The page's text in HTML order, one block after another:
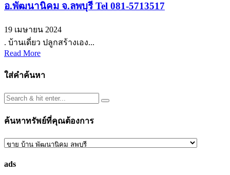
อ.พัฒนานิคม จ.ลพบุรี Tel 081-5713517
19 เมษายน 2024
. บ้านเดี่ยว ปลูกสร้างเอง...
Read More
ใส่คำค้นหา
ค้นหาทรัพย์ที่คุณต้องการ
ค้นหา
ที่
ads